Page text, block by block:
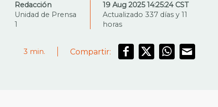
Redacción
Unidad de Prensa
1
19 Aug 2025 14:25:24 CST
Actualizado 337 días y 11
horas
3 min. Compartir: